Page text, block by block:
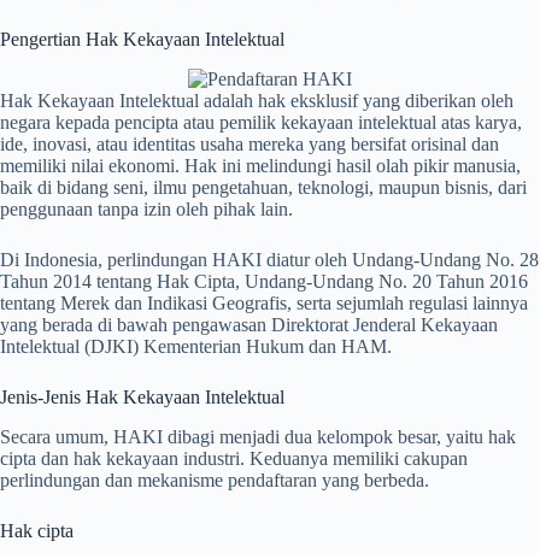
Pengertian Hak Kekayaan Intelektual
Hak Kekayaan Intelektual adalah hak eksklusif yang diberikan oleh
negara kepada pencipta atau pemilik kekayaan intelektual atas karya,
ide, inovasi, atau identitas usaha mereka yang bersifat orisinal dan
memiliki nilai ekonomi. Hak ini melindungi hasil olah pikir manusia,
baik di bidang seni, ilmu pengetahuan, teknologi, maupun bisnis, dari
penggunaan tanpa izin oleh pihak lain.
Di Indonesia, perlindungan HAKI diatur oleh Undang-Undang No. 28
Tahun 2014 tentang Hak Cipta, Undang-Undang No. 20 Tahun 2016
tentang Merek dan Indikasi Geografis, serta sejumlah regulasi lainnya
yang berada di bawah pengawasan Direktorat Jenderal Kekayaan
Intelektual (DJKI) Kementerian Hukum dan HAM.
Jenis-Jenis Hak Kekayaan Intelektual
Secara umum, HAKI dibagi menjadi dua kelompok besar, yaitu hak
cipta dan hak kekayaan industri. Keduanya memiliki cakupan
perlindungan dan mekanisme pendaftaran yang berbeda.
Hak cipta